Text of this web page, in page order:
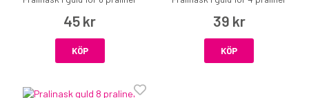
45 kr
KÖP
39 kr
KÖP